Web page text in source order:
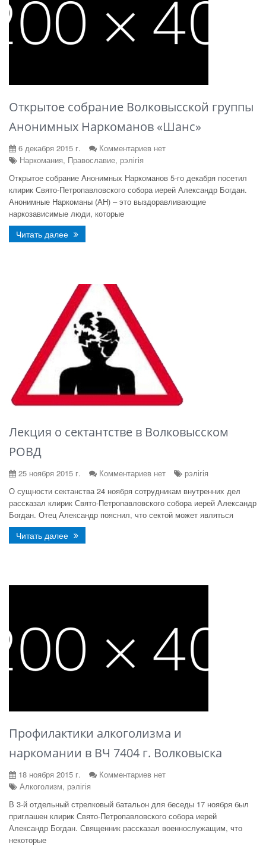
Открытое собрание Волковысской группы
Анонимных Наркоманов «Шанс»
6 декабря 2015 г.
Комментариев нет
Наркомания, Православие, рэлігія
Открытое собрание Анонимных Наркоманов 5-го декабря посетил
клирик Свято-Петропавловского собора иерей Александр Богдан.
Анонимные Наркоманы (АН) – это выздоравливающие
наркозависимые люди, которые
Читать далее
Лекция о сектантстве в Волковысском
РОВД
25 ноября 2015 г. Комментариев нет
рэлігія
О сущности сектанства 24 ноября сотрудникам внутренних дел
рассказал клирик Свято-Петропавловского собора иерей Александр
Богдан. Отец Александр пояснил, что сектой может являться
Читать далее
Профилактики алкоголизма и
наркомании в ВЧ 7404 г. Волковыска
18 ноября 2015 г.
Комментариев нет
Алкоголизм, рэлігія
В 3-й отдельный стрелковый батальон для беседы 17 ноября был
приглашен клирик Свято-Петропавловского собора иерей
Александр Богдан. Священник рассказал военнослужащим, что
некоторые